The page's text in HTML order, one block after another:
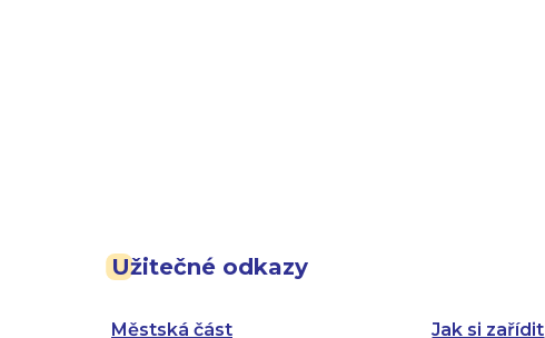
Užitečné odkazy
Městská část Jak si zařídit